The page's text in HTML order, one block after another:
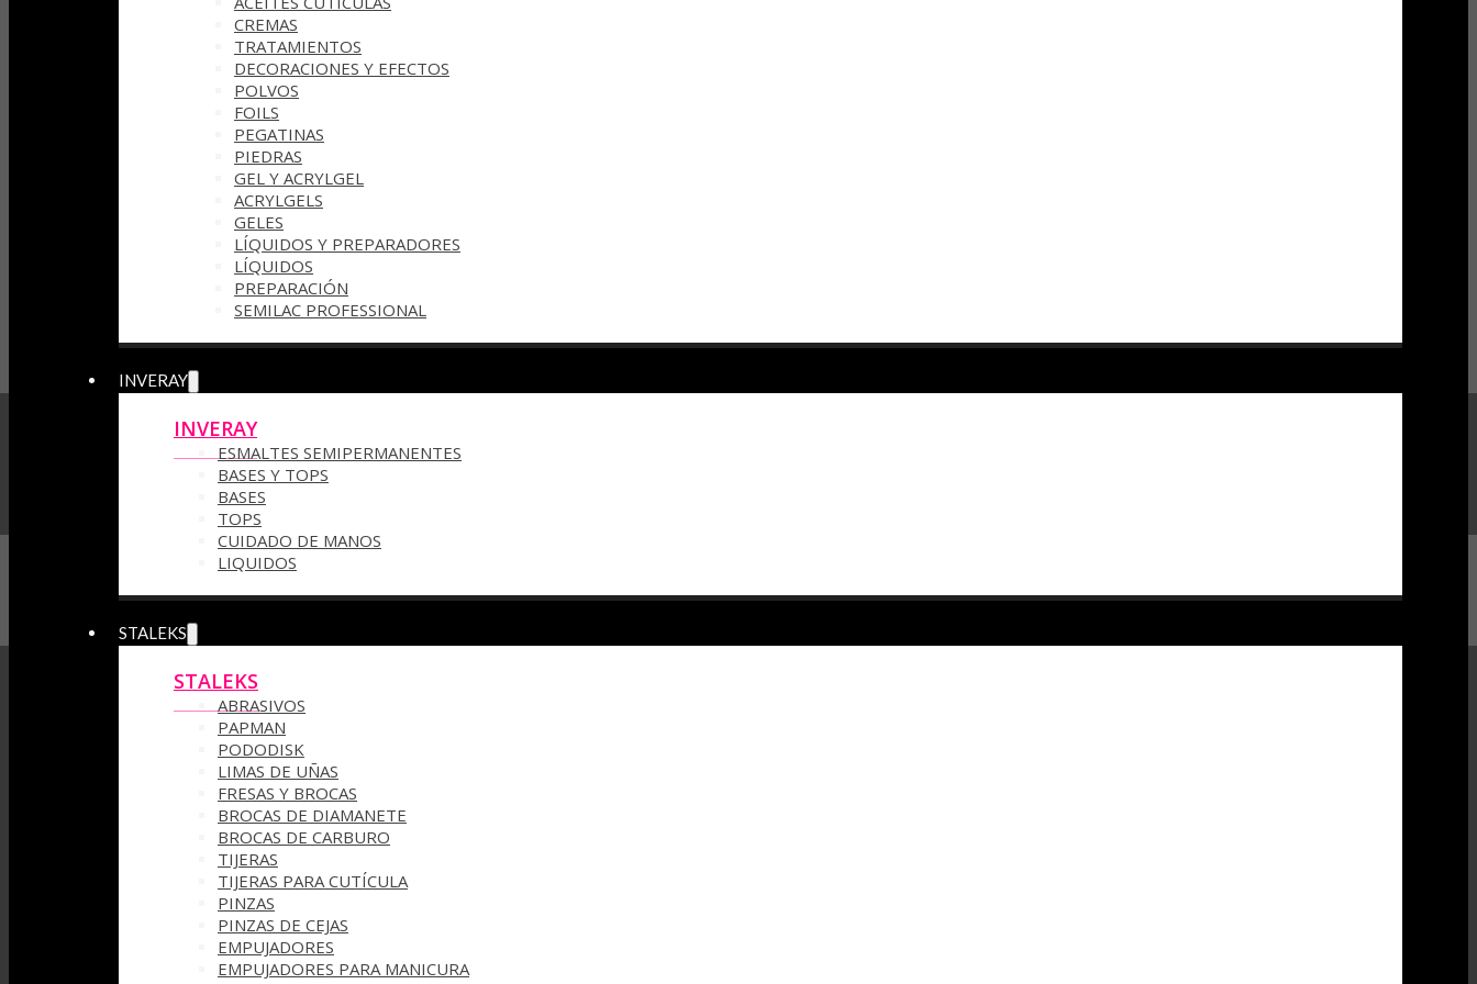
CREMAS
TRATAMIENTOS
DECORACIONES Y EFECTOS
POLVOS
FOILS
PEGATINAS
PIEDRAS
GEL Y ACRYLGEL
ACRYLGELS
GELES
LÍQUIDOS Y PREPARADORES
LÍQUIDOS
PREPARACIÓN
SEMILAC PROFESSIONAL
INVERAY
INVERAY
ESMALTES SEMIPERMANENTES
BASES Y TOPS
BASES
TOPS
CUIDADO DE MANOS
LIQUIDOS
STALEKS
STALEKS
ABRASIVOS
PAPMAN
PODODISK
LIMAS DE UÑAS
FRESAS Y BROCAS
BROCAS DE DIAMANETE
BROCAS DE CARBURO
TIJERAS
TIJERAS PARA CUTÍCULA
PINZAS
PINZAS DE CEJAS
EMPUJADORES
EMPUJADORES PARA MANICURA